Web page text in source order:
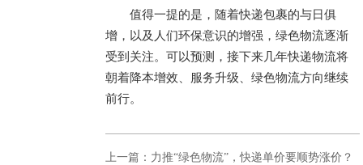
值得一提的是，随着快递包裹的与日俱
增，以及人们环保意识的增强，绿色物流逐渐
受到关注。可以预测，接下来几年快递物流将
朝着降本增效、服务升级、绿色物流方向继续
前行。
上一篇：力推“绿色物流”，快递单价要顺势涨价？